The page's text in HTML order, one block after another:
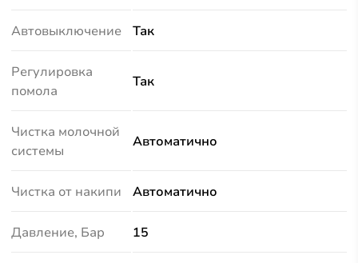
Автовыключение Так
Регулировка
помола
Так
Чистка молочной
системы
Автоматично
Чистка от накипи Автоматично
Давление, Бар 15